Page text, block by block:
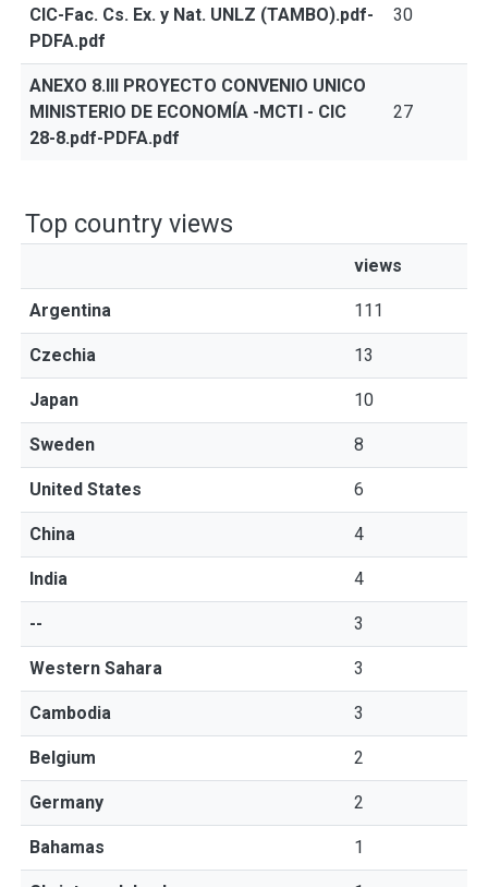
CIC-Fac. Cs. Ex. y Nat. UNLZ (TAMBO).pdf-
PDFA.pdf
30
ANEXO 8.III PROYECTO CONVENIO UNICO
MINISTERIO DE ECONOMÍA -MCTI - CIC
28-8.pdf-PDFA.pdf
27
Top country views
views
Argentina 111
Czechia 13
Japan 10
Sweden 8
United States 6
China 4
India 4
-- 3
Western Sahara 3
Cambodia 3
Belgium 2
Germany 2
Bahamas 1